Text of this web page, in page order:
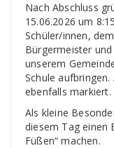
Nach Abschluss
15.06.2026 um
Schüler/innen,
Bürgermeister
unserem
Schule
ebenfalls markiert.
Als kleine
diesem Tag einen
Füßen“ machen.